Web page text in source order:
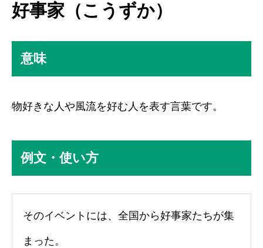
好事家（こうずか）
意味
物好きな人や風流を好む人を表す言葉です。
例文・使い方
そのイベントには、全国から好事家たちが集
まった。